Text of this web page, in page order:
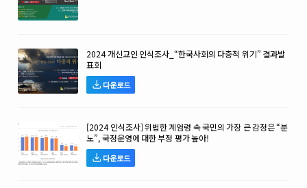
2024 개신교인 인식조사_“한국사회의 다층적 위기” 결과발
표회
다운로드
[2024 인식조사] 위법한 계엄령 속 국민의 가장 큰 감정은 “분
노”, 국정운영에 대한 부정 평가 높아!
다운로드